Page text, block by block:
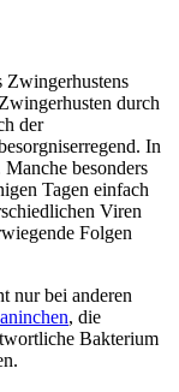
Zwingerhustens
durch
der
In
besonders
Tagen einfach
Viren
Folgen
nur bei anderen
, die
Bakterium